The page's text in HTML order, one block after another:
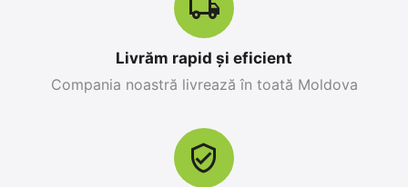
Apple iPhone 17 Pro
Apple iPhone 17 Pro
în stoc
Livrăm rapid și eficient
Compania noastră livrează în toată Moldova